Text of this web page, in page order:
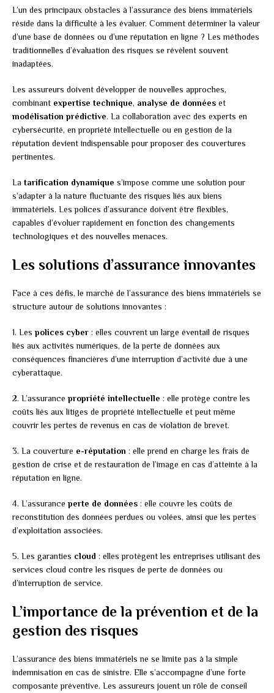
L’un des principaux obstacles à l’assurance des biens immatériels
réside dans la difficulté à les évaluer. Comment déterminer la valeur
d’une base de données ou d’une réputation en ligne ? Les méthodes
traditionnelles d’évaluation des risques se révèlent souvent
inadaptées.
Les assureurs doivent développer de nouvelles approches,
combinant expertise technique, analyse de données et
modélisation prédictive. La collaboration avec des experts en
cybersécurité, en propriété intellectuelle ou en gestion de la
réputation devient indispensable pour proposer des couvertures
pertinentes.
La tarification dynamique s’impose comme une solution pour
s’adapter à la nature fluctuante des risques liés aux biens
immatériels. Les polices d’assurance doivent être flexibles,
capables d’évoluer rapidement en fonction des changements
technologiques et des nouvelles menaces.
Les solutions d’assurance innovantes
Face à ces défis, le marché de l’assurance des biens immatériels se
structure autour de solutions innovantes :
1. Les polices cyber : elles couvrent un large éventail de risques
liés aux activités numériques, de la perte de données aux
conséquences financières d’une interruption d’activité due à une
cyberattaque.
2. L’assurance propriété intellectuelle : elle protège contre les
coûts liés aux litiges de propriété intellectuelle et peut même
couvrir les pertes de revenus en cas de violation de brevet.
3. La couverture e-réputation : elle prend en charge les frais de
gestion de crise et de restauration de l’image en cas d’atteinte à la
réputation en ligne.
4. L’assurance perte de données : elle couvre les coûts de
reconstitution des données perdues ou volées, ainsi que les pertes
d’exploitation associées.
5. Les garanties cloud : elles protègent les entreprises utilisant des
services cloud contre les risques de perte de données ou
d’interruption de service.
L’importance de la prévention et de la
gestion des risques
L’assurance des biens immatériels ne se limite pas à la simple
indemnisation en cas de sinistre. Elle s’accompagne d’une forte
composante préventive. Les assureurs jouent un rôle de conseil